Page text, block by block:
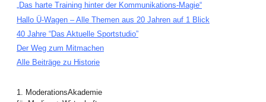
„Das harte Training hinter der Kommunikations-Magie“
Hallo Ü-Wagen – Alle Themen aus 20 Jahren auf 1 Blick
40 Jahre “Das Aktuelle Sportstudio”
Der Weg zum Mitmachen
Alle Beiträge zu Historie
1. ModerationsAkademie